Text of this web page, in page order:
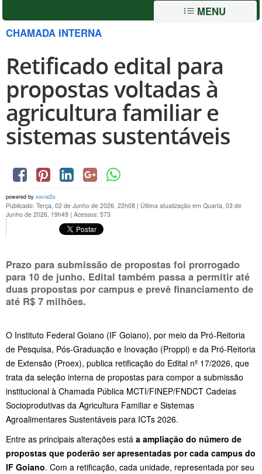
MENU
CHAMADA INTERNA
Retificado edital para
propostas voltadas à
agricultura familiar e
sistemas sustentáveis
powered by social2s
Publicado: Terça, 02 de Junho de 2026, 22h08 | Última atualização em Quarta, 03 de
Junho de 2026, 19h49 | Acessos: 573
Prazo para submissão de propostas foi prorrogado
para 10 de junho. Edital também passa a permitir até
duas propostas por campus e prevê financiamento de
até R$ 7 milhões.
O Instituto Federal Goiano (IF Goiano), por meio da Pró-Reitoria
de Pesquisa, Pós-Graduação e Inovação (Proppi) e da Pró-Reitoria
de Extensão (Proex), publica retificação do Edital nº 17/2026, que
trata da seleção interna de propostas para compor a submissão
institucional à Chamada Pública MCTI/FINEP/FNDCT Cadeias
Socioprodutivas da Agricultura Familiar e Sistemas
Agroalimentares Sustentáveis para ICTs 2026.
Entre as principais alterações está a ampliação do número de
propostas que poderão ser apresentadas por cada campus do
IF Goiano. Com a retificação, cada unidade, representada por seu